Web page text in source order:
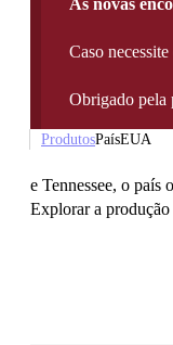
As novas
Caso
Obrigado pela
ProdutosPaísEUA
e Tennessee, o país
Explorar a produção